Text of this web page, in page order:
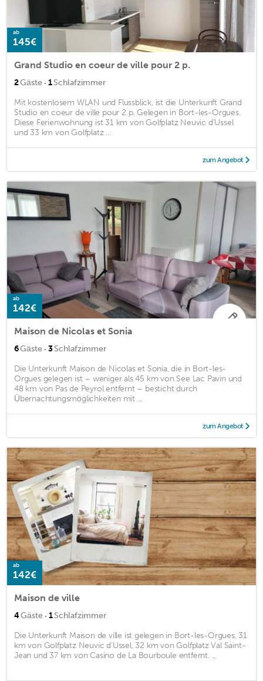
ab
145€
Grand Studio en coeur de ville pour 2 p.
2Gäste · 1Schlafzimmer
Mit kostenlosem WLAN und Flussblick, ist die Unterkunft Grand
Studio en coeur de ville pour 2 p. Gelegen in Bort-les-Orgues.
Diese Ferienwohnung ist 31 km von Golfplatz Neuvic d'Ussel
und 33 km von Golfplatz ...
zum Angebot
ab
142€
Maison de Nicolas et Sonia
6Gäste · 3Schlafzimmer
Die Unterkunft Maison de Nicolas et Sonia, die in Bort-les-
Orgues gelegen ist – weniger als 45 km von See Lac Pavin und
48 km von Pas de Peyrol entfernt – besticht durch
Übernachtungsmöglichkeiten mit ...
zum Angebot
ab
142€
Maison de ville
4Gäste · 1Schlafzimmer
Die Unterkunft Maison de ville ist gelegen in Bort-les-Orgues, 31
km von Golfplatz Neuvic d'Ussel, 32 km von Golfplatz Val Saint-
Jean und 37 km von Casino de La Bourboule entfernt. ...